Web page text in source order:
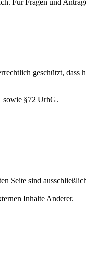
geschützt, dass
sowie §72 UrhG.
Seite sind
Inhalte Anderer.